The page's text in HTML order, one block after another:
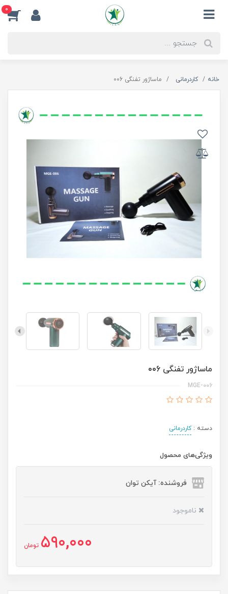
0
خانه کاردرمانی ماساژور تفنگی 006
ماساژور تفنگی 006
MGE-006
دسته :کاردرمانی
ویژگی‌های محصول
فروشنده: آیکن توان
ناموجود
590,000 تومان